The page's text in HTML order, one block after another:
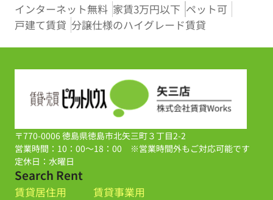
インターネット無料 家賃3万円以下 ペット可
戸建て賃貸 分譲仕様のハイグレード賃貸
〒770-0006 徳島県徳島市北矢三町３丁目2-2
営業時間：10：00～18：00 ※営業時間外もご対応可能です
定休日：水曜日
Search Rent
賃貸居住用
賃貸事業用